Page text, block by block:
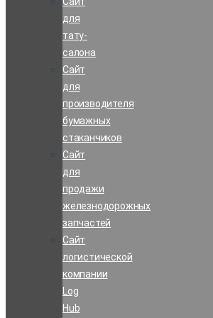
для
тату-
салона
Сайт
для
производителя
бумажных
стаканчиков
Сайт
для
продажи
железнодорожных
запчастей
Сайт
логистической
компании
Log
Hub